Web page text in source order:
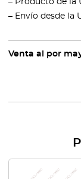
– Envío desde la
Venta al por